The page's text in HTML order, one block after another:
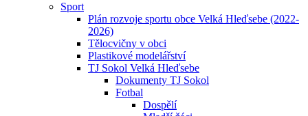
Sport
Plán rozvoje sportu obce Velká Hleďsebe (2022-
2026)
Tělocvičny v obci
Plastikové modelářství
TJ Sokol Velká Hleďsebe
Dokumenty TJ Sokol
Fotbal
Dospělí